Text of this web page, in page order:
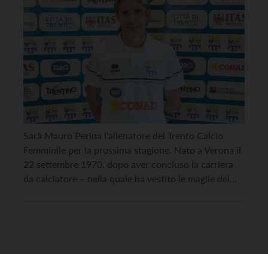
Sarà Mauro Perina l’allenatore del Trento Calcio
Femminile per la prossima stagione. Nato a Verona il
22 settembre 1970, dopo aver concluso la carriera
da calciatore – nella quale ha vestito le maglie del